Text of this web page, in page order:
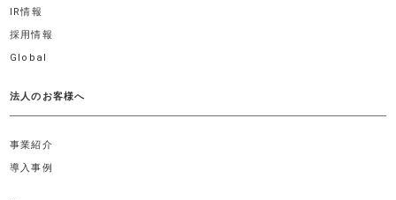
IR情報
採用情報
Global
法人のお客様へ
事業紹介
導入事例